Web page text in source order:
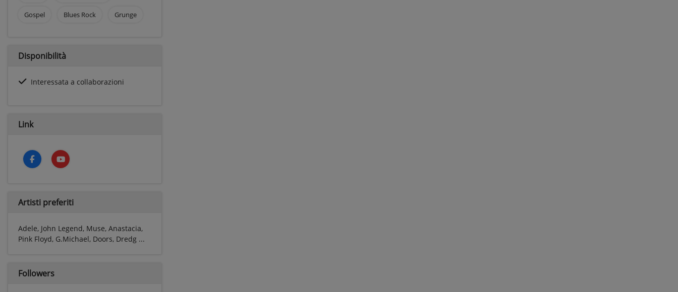
Gospel Blues Rock Grunge
Disponibilità
Interessata a collaborazioni
Link
Artisti preferiti
Adele, John Legend, Muse, Anastacia,
Pink Floyd, G.Michael, Doors, Dredg ...
Followers